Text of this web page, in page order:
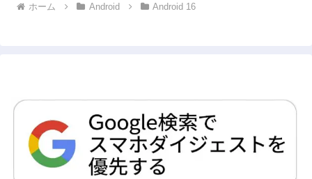
ホーム Android Android 16